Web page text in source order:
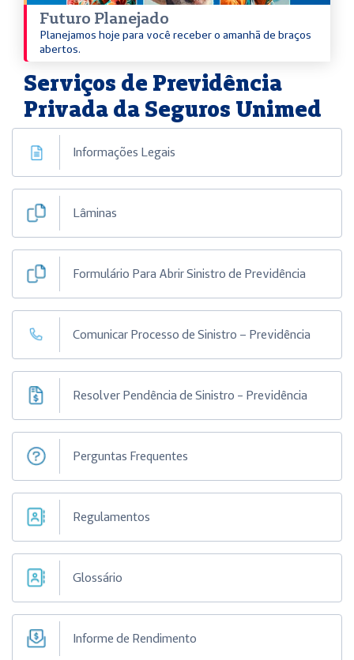
Futuro Planejado
Planejamos hoje para você receber o amanhã de braços
abertos.
Serviços de Previdência
Privada da Seguros Unimed
Informações Legais
Lâminas
Formulário Para Abrir Sinistro de Previdência
Comunicar Processo de Sinistro – Previdência
Resolver Pendência de Sinistro - Previdência
Perguntas Frequentes
Regulamentos
Glossário
Informe de Rendimento